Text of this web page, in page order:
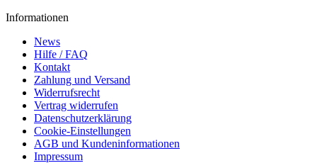
Informationen
News
Hilfe / FAQ
Kontakt
Zahlung und Versand
Widerrufsrecht
Vertrag widerrufen
Datenschutzerklärung
Cookie-Einstellungen
AGB und Kundeninformationen
Impressum